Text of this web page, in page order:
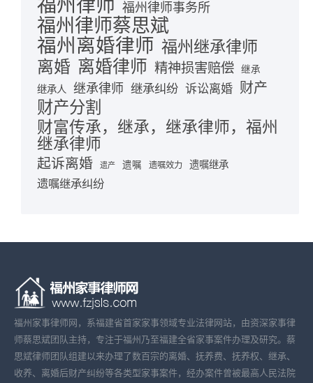
福州律师 福州律师事务所
福州律师蔡思斌
福州离婚律师 福州继承律师
离婚 离婚律师 精神损害赔偿 继承
继承人 继承律师 继承纠纷 诉讼离婚 财产
财产分割
财富传承，继承，继承律师，福州
继承律师
起诉离婚 遗产 遗嘱 遗嘱效力 遗嘱继承
遗嘱继承纠纷
福州家事律师网，系福建省首家家事领域专业法律网站，由资深家事律
师蔡思斌团队主持，专注于福州乃至福建全省家事案件办理及研究。蔡
思斌律师团队组建以来办理了数百宗的离婚、抚养费、抚养权、继承、
收养、离婚后财产纠纷等各类型家事案件，经办案件曾被最高人民法院